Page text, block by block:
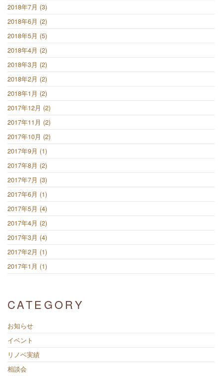
2018年7月 (3)
2018年6月 (2)
2018年5月 (5)
2018年4月 (2)
2018年3月 (2)
2018年2月 (2)
2018年1月 (2)
2017年12月 (2)
2017年11月 (2)
2017年10月 (2)
2017年9月 (1)
2017年8月 (2)
2017年7月 (3)
2017年6月 (1)
2017年5月 (4)
2017年4月 (2)
2017年3月 (4)
2017年2月 (1)
2017年1月 (1)
CATEGORY
お知らせ
イベント
リノベ実績
相談会